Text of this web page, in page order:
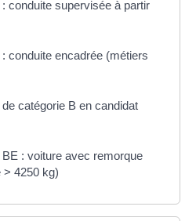
conduite supervisée à partir
conduite encadrée (métiers
catégorie B en candidat
: voiture avec remorque
> 4250 kg)